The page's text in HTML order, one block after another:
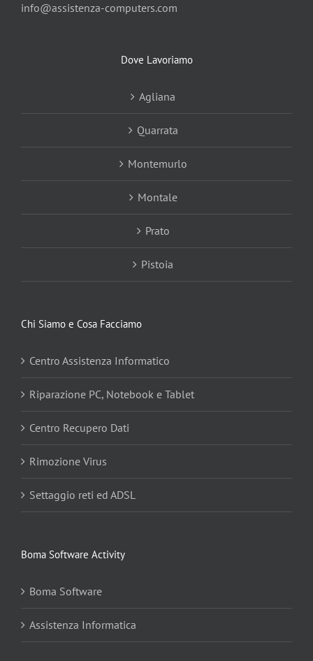
info@assistenza-computers.com
Dove Lavoriamo
Agliana
Quarrata
Montemurlo
Montale
Prato
Pistoia
Chi Siamo e Cosa Facciamo
Centro Assistenza Informatico
Riparazione PC, Notebook e Tablet
Centro Recupero Dati
Rimozione Virus
Settaggio reti ed ADSL
Boma Software Activity
Boma Software
Assistenza Informatica